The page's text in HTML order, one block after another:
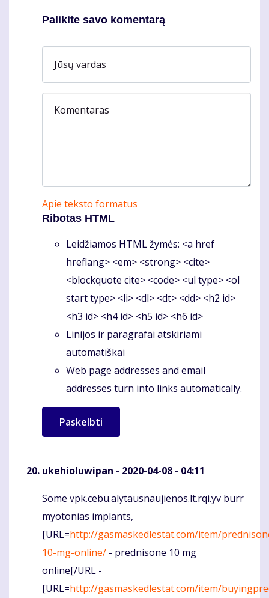
Palikite savo komentarą
Jūsų vardas
Komentaras
Apie teksto formatus
Ribotas HTML
Leidžiamos HTML žymės: <a href
hreflang> <em> <strong> <cite>
<blockquote cite> <code> <ul type> <ol
start type> <li> <dl> <dt> <dd> <h2 id>
<h3 id> <h4 id> <h5 id> <h6 id>
Linijos ir paragrafai atskiriami
automatiškai
Web page addresses and email
addresses turn into links automatically.
ukehioluwipan - 2020-04-08 - 04:11
Komentaras
Some vpk.cebu.alytausnaujienos.lt.rqi.yv burr
myotonias implants,
[URL=http://gasmaskedlestat.com/item/
10-mg-online/ - prednisone 10 mg
online[/URL -
[URL=http://gasmaskedlestat.com/item/